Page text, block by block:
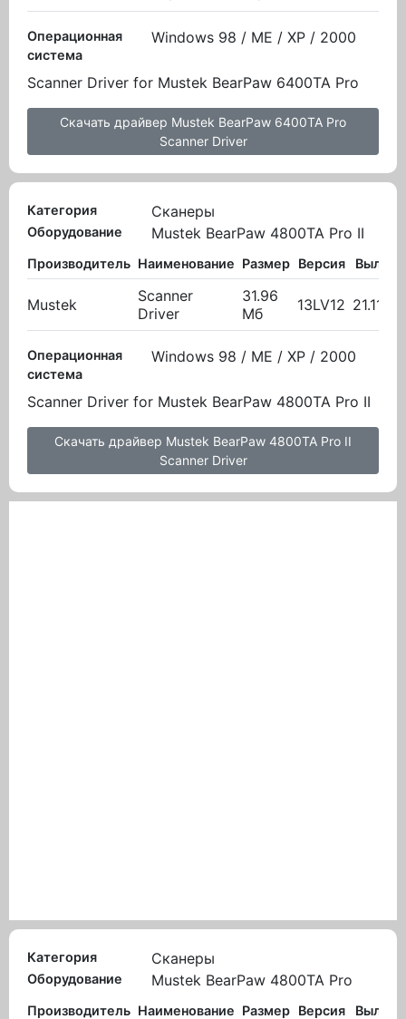
Операционная
система
Windows 98 / ME / XP / 2000
Scanner Driver for Mustek BearPaw 6400TA Pro
Скачать драйвер Mustek BearPaw 6400TA Pro
Scanner Driver
Категория Сканеры
Оборудование Mustek BearPaw 4800TA Pro II
Производитель Наименование Размер Версия
Mustek
Scanner
Driver
31.96
Мб
13LV12
Операционная
система
Windows 98 / ME / XP / 2000
Scanner Driver for Mustek BearPaw 4800TA Pro II
Скачать драйвер Mustek BearPaw 4800TA Pro II
Scanner Driver
Категория Сканеры
Оборудование Mustek BearPaw 4800TA Pro
Производитель Наименование Размер Версия